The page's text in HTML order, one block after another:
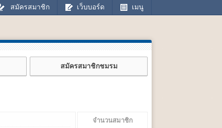
สมัครสมาชิก เว็บบอร์ด เมนู
สมัครสมาชิกชมรม
จำนวนสมาชิก